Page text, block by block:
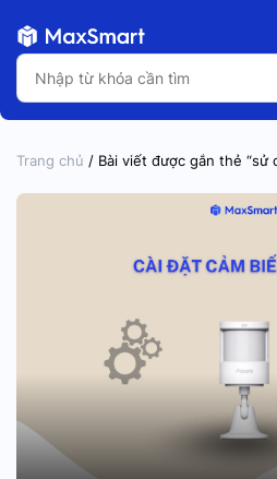
Trang chủ / Bài viết được gắn thẻ “sử